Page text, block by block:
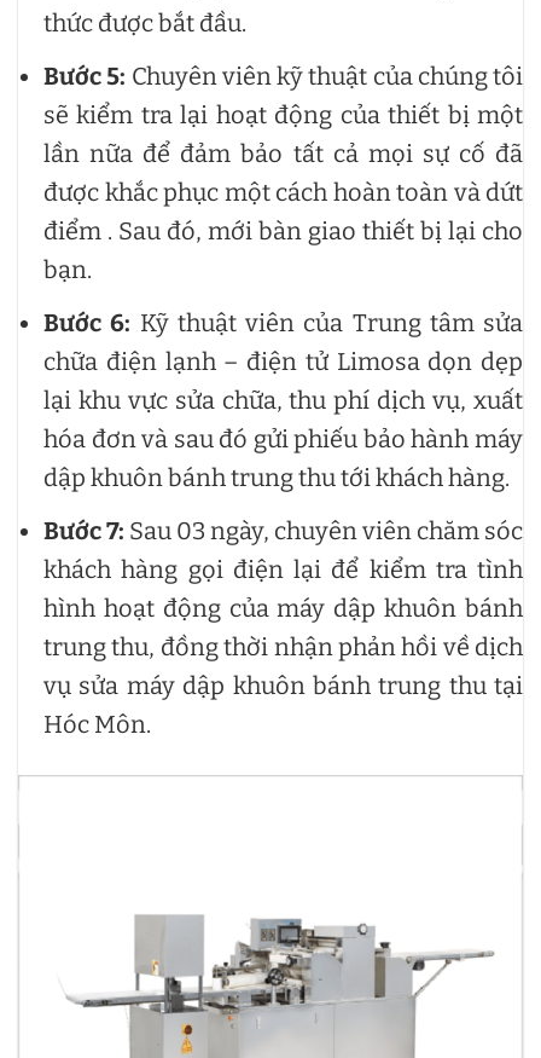
thức được bắt đầu.
Bước 5: Chuyên viên kỹ thuật của chúng tôi
sẽ kiểm tra lại hoạt động của thiết bị một
lần nữa để đảm bảo tất cả mọi sự cố đã
được khắc phục một cách hoàn toàn và dứt
điểm . Sau đó, mới bàn giao thiết bị lại cho
bạn.
Bước 6: Kỹ thuật viên của Trung tâm sửa
chữa điện lạnh – điện tử Limosa dọn dẹp
lại khu vực sửa chữa, thu phí dịch vụ, xuất
hóa đơn và sau đó gửi phiếu bảo hành máy
dập khuôn bánh trung thu tới khách hàng.
Bước 7: Sau 03 ngày, chuyên viên chăm sóc
khách hàng gọi điện lại để kiểm tra tình
hình hoạt động của máy dập khuôn bánh
trung thu, đồng thời nhận phản hồi về dịch
vụ sửa máy dập khuôn bánh trung thu tại
Hóc Môn.